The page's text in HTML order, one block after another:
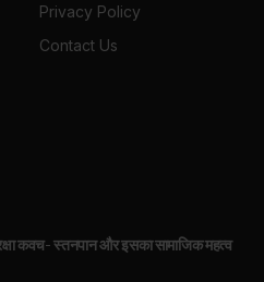
Privacy Policy
Contact Us
कवच- स्तनपान और इसका सामाजिक महत्व